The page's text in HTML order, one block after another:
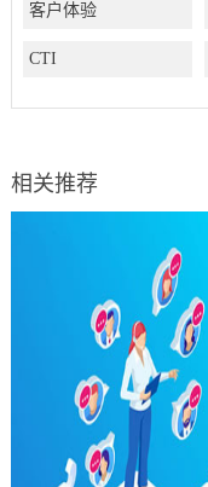
客户体验
CTI
相关推荐